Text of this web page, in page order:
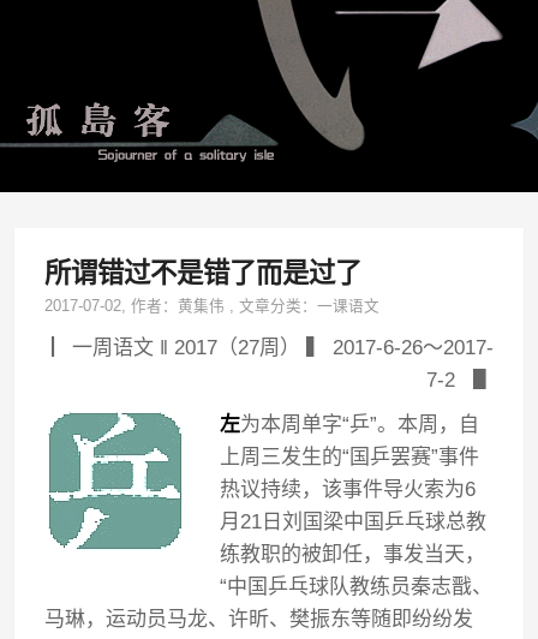
所谓错过不是错了而是过了
2017-07-02, 作者：黄集伟 ,文章分类：一课语文
▏一周语文 ‖ 2017（27周） ▍ 2017-6-26～2017-
7-2 ▋
左为本周单字“乒”。本周，自
上周三发生的“国乒罢赛”事件
热议持续，该事件导火索为6
月21日刘国梁中国乒乓球总教
练教职的被卸任，事发当天，
“中国乒乓球队教练员秦志戬、
马琳，运动员马龙、许昕、樊振东等随即纷纷发